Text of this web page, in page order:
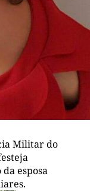
Militar do
esposa